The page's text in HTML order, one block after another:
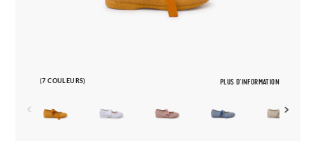
(7 COULEURS) PLUS D'INFORMATION